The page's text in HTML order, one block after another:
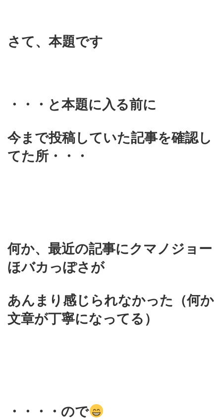
さて、本題です
・・・と本題に入る前に
今まで投稿していた記事を確認し
てた所・・・
何か、最近の記事にクマノジョー
ほバカっぽさが
あんまり感じられなかった（何か
文章が丁寧になってる）
・・・・ので